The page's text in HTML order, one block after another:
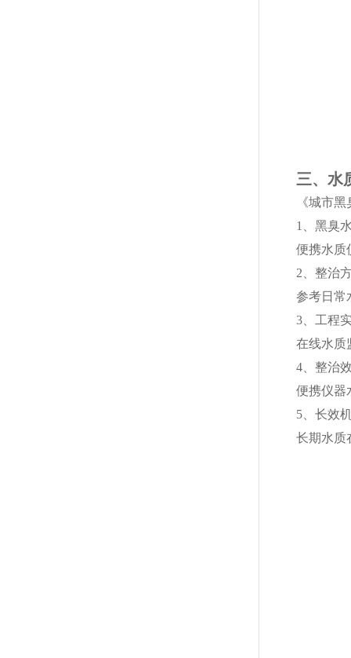
三、水
《城市
1、黑臭
便携水质
2、整治
参考日常
3、工程
在线水质
4、整治
便携仪器
5、长效
长期水质